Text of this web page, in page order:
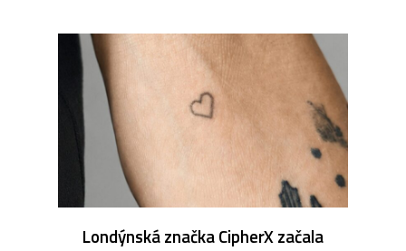
Londýnská značka CipherX začala